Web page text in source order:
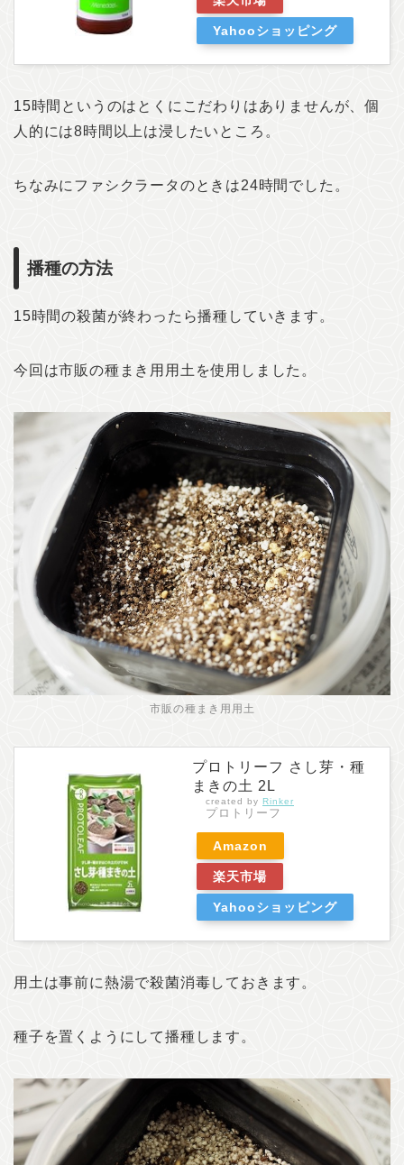
Yahooショッピング
15時間というのはとくにこだわりはありませんが、個
人的には8時間以上は浸したいところ。
ちなみにファシクラータのときは24時間でした。
播種の方法
15時間の殺菌が終わったら播種していきます。
今回は市販の種まき用用土を使用しました。
市販の種まき用用土
プロトリーフ さし芽・種
まきの土 2L
created by Rinker
プロトリーフ
Amazon
楽天市場
Yahooショッピング
用土は事前に熱湯で殺菌消毒しておきます。
種子を置くようにして播種します。